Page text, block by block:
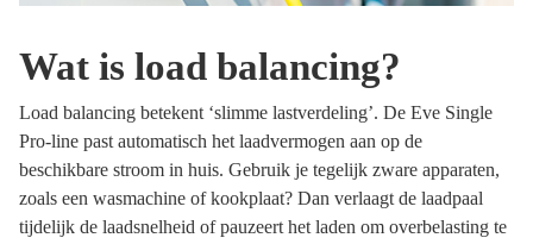
Wat is load balancing?
Load balancing betekent ‘slimme lastverdeling’. De Eve Single
Pro-line past automatisch het laadvermogen aan op de
beschikbare stroom in huis. Gebruik je tegelijk zware apparaten,
zoals een wasmachine of kookplaat? Dan verlaagt de laadpaal
tijdelijk de laadsnelheid of pauzeert het laden om overbelasting te